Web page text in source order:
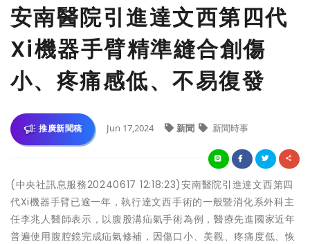
安南醫院引進達文西第四代
Xi機器手臂精準縫合創傷
小、疼痛感低、不易復發
推廣新聞稿 Jun 17,2024 新聞 新聞時事
(中央社訊息服務20240617 12:18:23)安南醫院引進達文西第四
代Xi機器手臂已逾一年，執行達文西手術的一般暨消化系外科主
任李兆人醫師表示，以腹股溝疝氣手術為例，醫療先進國家近年
普遍使用腹腔鏡完成疝氣修補，因傷口小、美觀、疼痛度低、恢